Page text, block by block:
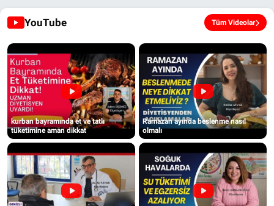
YouTube Tüm Videolar
kurban bayramında et ve tatlı
tüketimine aman dikkat
Ramazan ayında beslenme nasıl
olmalı